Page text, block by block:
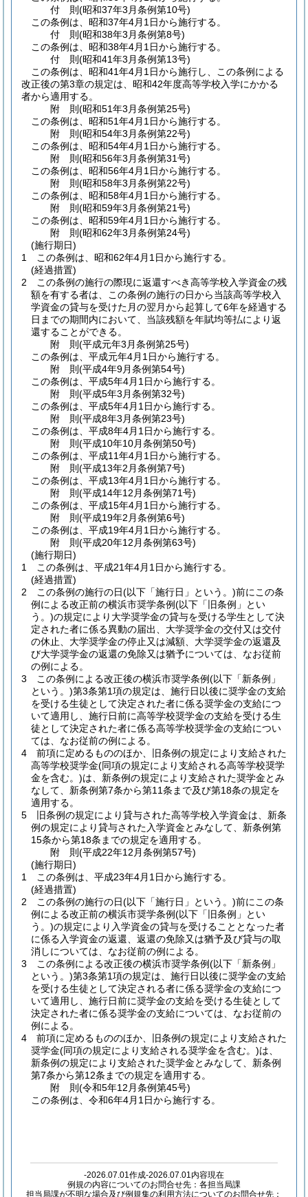
付 則(昭和37年3月条例第10号)
この条例は、昭和37年4月1日から施行する。
付 則(昭和38年3月条例第8号)
この条例は、昭和38年4月1日から施行する。
付 則(昭和41年3月条例第13号)
この条例は、昭和41年4月1日から施行し、この条例による
改正後の第3章の規定は、昭和42年度高等学校入学にかかる
者から適用する。
附 則(昭和51年3月条例第25号)
この条例は、昭和51年4月1日から施行する。
附 則(昭和54年3月条例第22号)
この条例は、昭和54年4月1日から施行する。
附 則(昭和56年3月条例第31号)
この条例は、昭和56年4月1日から施行する。
附 則(昭和58年3月条例第22号)
この条例は、昭和58年4月1日から施行する。
附 則(昭和59年3月条例第21号)
この条例は、昭和59年4月1日から施行する。
附 則(昭和62年3月条例第24号)
(施行期日)
1
この条例は、昭和62年4月1日から施行する。
(経過措置)
2
この条例の施行の際現に返還すべき高等学校入学資金の残
額を有する者は、この条例の施行の日から当該高等学校入
学資金の貸与を受けた月の翌月から起算して6年を経過する
日までの期間内において、当該残額を年賦均等払により返
還することができる。
附 則(平成元年3月条例第25号)
この条例は、平成元年4月1日から施行する。
附 則(平成4年9月条例第54号)
この条例は、平成5年4月1日から施行する。
附 則(平成5年3月条例第32号)
この条例は、平成5年4月1日から施行する。
附 則(平成8年3月条例第23号)
この条例は、平成8年4月1日から施行する。
附 則(平成10年10月条例第50号)
この条例は、平成11年4月1日から施行する。
附 則(平成13年2月条例第7号)
この条例は、平成13年4月1日から施行する。
附 則(平成14年12月条例第71号)
この条例は、平成15年4月1日から施行する。
附 則(平成19年2月条例第6号)
この条例は、平成19年4月1日から施行する。
附 則(平成20年12月条例第63号)
(施行期日)
1
この条例は、平成21年4月1日から施行する。
(経過措置)
2
この条例の施行の日(以下「施行日」という。)前にこの条
例による改正前の横浜市奨学条例(以下「旧条例」とい
う。)の規定により大学奨学金の貸与を受ける学生として決
定された者に係る異動の届出、大学奨学金の交付又は交付
の休止、大学奨学金の停止又は減額、大学奨学金の返還及
び大学奨学金の返還の免除又は猶予については、なお従前
の例による。
3
この条例による改正後の横浜市奨学条例(以下「新条例」
という。)第3条第1項の規定は、施行日以後に奨学金の支給
を受ける生徒として決定された者に係る奨学金の支給につ
いて適用し、施行日前に高等学校奨学金の支給を受ける生
徒として決定された者に係る高等学校奨学金の支給につい
ては、なお従前の例による。
4
前項に定めるもののほか、旧条例の規定により支給された
高等学校奨学金(同項の規定により支給される高等学校奨学
金を含む。)は、新条例の規定により支給された奨学金とみ
なして、新条例第7条から第11条まで及び第18条の規定を
適用する。
5
旧条例の規定により貸与された高等学校入学資金は、新条
例の規定により貸与された入学資金とみなして、新条例第
15条から第18条までの規定を適用する。
附 則(平成22年12月条例第57号)
(施行期日)
1
この条例は、平成23年4月1日から施行する。
(経過措置)
2
この条例の施行の日(以下「施行日」という。)前にこの条
例による改正前の横浜市奨学条例(以下「旧条例」とい
う。)の規定により入学資金の貸与を受けることとなった者
に係る入学資金の返還、返還の免除又は猶予及び貸与の取
消しについては、なお従前の例による。
3
この条例による改正後の横浜市奨学条例(以下「新条例」
という。)第3条第1項の規定は、施行日以後に奨学金の支給
を受ける生徒として決定される者に係る奨学金の支給につ
いて適用し、施行日前に奨学金の支給を受ける生徒として
決定された者に係る奨学金の支給については、なお従前の
例による。
4
前項に定めるもののほか、旧条例の規定により支給された
奨学金(同項の規定により支給される奨学金を含む。)は、
新条例の規定により支給された奨学金とみなして、新条例
第7条から第12条までの規定を適用する。
附 則(令和5年12月条例第45号)
この条例は、令和6年4月1日から施行する。
-2026.07.01作成-2026.07.01内容現在
例規の内容についてのお問合せ先：各担当局課
担当局課が不明な場合及び例規集の利用方法についてのお問合せ先：